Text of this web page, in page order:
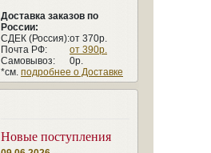
Доставка заказов по
России:
СДЕК (Россия):от 370р.
Почта РФ:
от 390р.
Самовывоз:
0р.
*см. подробнее о Доставке
Новые поступления